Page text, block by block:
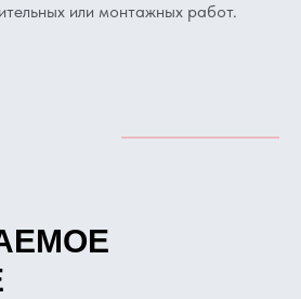
или монтажных работ.